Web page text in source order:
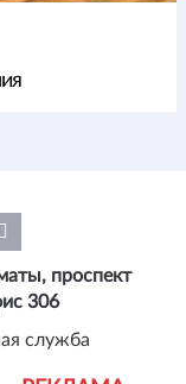
проспект
306
служба